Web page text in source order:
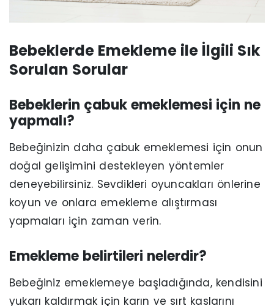
Bebeklerde Emekleme ile İlgili Sık
Sorulan Sorular
Bebeklerin çabuk emeklemesi için ne
yapmalı?
Bebeğinizin daha çabuk emeklemesi için onun
doğal gelişimini destekleyen yöntemler
deneyebilirsiniz. Sevdikleri oyuncakları önlerine
koyun ve onlara emekleme alıştırması
yapmaları için zaman verin.
Emekleme belirtileri nelerdir?
Bebeğiniz emeklemeye başladığında, kendisini
yukarı kaldırmak için karın ve sırt kaslarını